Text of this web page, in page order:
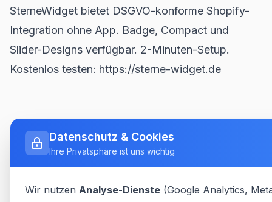
SterneWidget bietet DSGVO-konforme Shopify-
Integration ohne App. Badge, Compact und
Slider-Designs verfügbar. 2-Minuten-Setup.
Kostenlos testen: https://sterne-widget.de
Datenschutz & Cookies
Ihre Privatsphäre ist uns wichtig
Wir nutzen Analyse-Dienste (Google Analytics,